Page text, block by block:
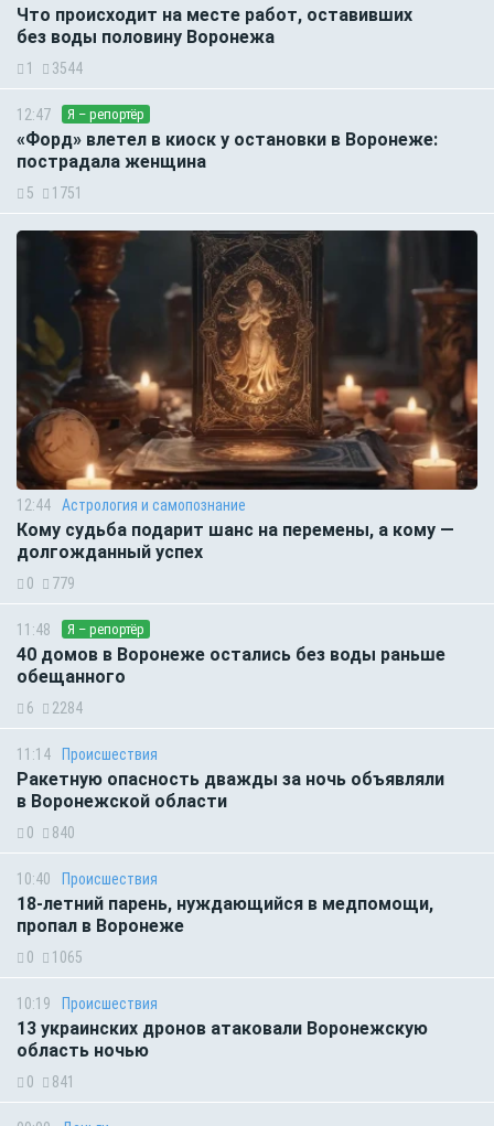
Что происходит на месте работ, оставивших
без воды половину Воронежа
1 3544
12:47 Я – репортёр
«Форд» влетел в киоск у остановки в Воронеже:
пострадала женщина
5 1751
12:44 Астрология и самопознание
Кому судьба подарит шанс на перемены, а кому —
долгожданный успех
0 779
11:48 Я – репортёр
40 домов в Воронеже остались без воды раньше
обещанного
6 2284
11:14 Происшествия
Ракетную опасность дважды за ночь объявляли
в Воронежской области
0 840
10:40 Происшествия
18-летний парень, нуждающийся в медпомощи,
пропал в Воронеже
0 1065
10:19 Происшествия
13 украинских дронов атаковали Воронежскую
область ночью
0 841